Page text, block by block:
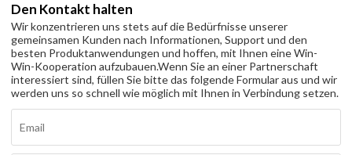
Den Kontakt halten
Wir konzentrieren uns stets auf die Bedürfnisse unserer
gemeinsamen Kunden nach Informationen, Support und den
besten Produktanwendungen und hoffen, mit Ihnen eine Win-
Win-Kooperation aufzubauen.Wenn Sie an einer Partnerschaft
interessiert sind, füllen Sie bitte das folgende Formular aus und wir
werden uns so schnell wie möglich mit Ihnen in Verbindung setzen.